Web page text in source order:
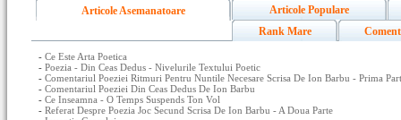
Articole Asemanatoare
Articole Populare
Rank Mare
- Ce Este Arta Poetica
- Poezia - Din Ceas Dedus - Nivelurile Textului Poetic
- Comentariul Poeziei Ritmuri Pentru Nuntile Necesare Scrisa De Ion Barbu - Prima
- Comentariul Poeziei Din Ceas Dedus De Ion Barbu
- Ce Inseamna - O Temps Suspends Ton Vol
- Referat Despre Poezia Joc Secund Scrisa De Ion Barbu - A Doua Parte